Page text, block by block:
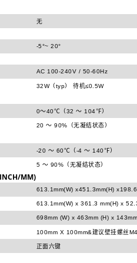
无
-5°~ 20°
AC 100-240V / 50-60Hz
32W（typ） 待机≤0.5W
0～40℃（32 ～ 104℉）
20 ～ 90%（无凝结状态）
-20 ～ 60℃（-4 ～ 140℉）
5 ～ 90%（无凝结状态）
MM)
613.1mm(W) x451.3mm(H)
613.1mm(W) x 361.3 mm(H) x
698mm (W) x 463mm (H) x
100mm X 100mm&建议壁挂螺丝
正面六键